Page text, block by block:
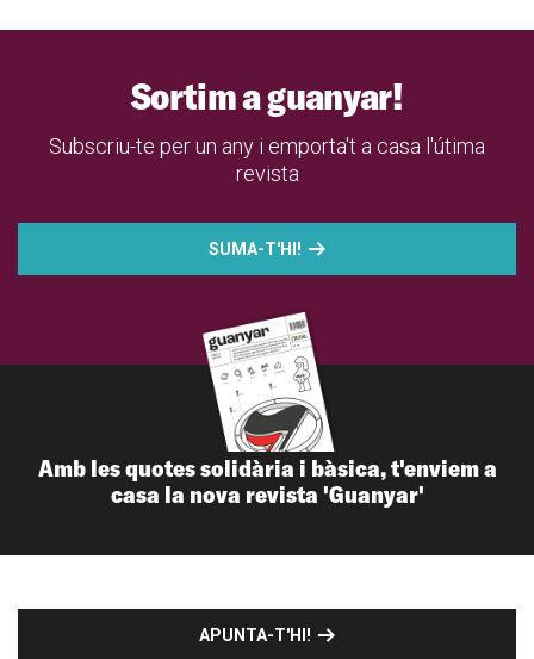
Sortim a guanyar!
Subscriu-te per un any i emporta't a casa l'útima
revista
SUMA-T'HI!
Amb les quotes solidària i bàsica, t'enviem a
casa la nova revista 'Guanyar'
APUNTA-T'HI!